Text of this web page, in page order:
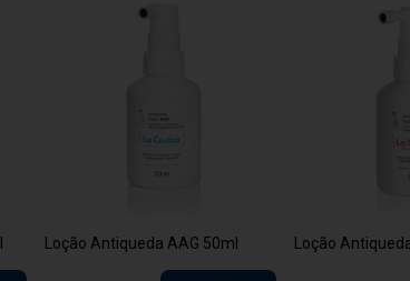
Loção Antiqueda AAG 50ml Loção